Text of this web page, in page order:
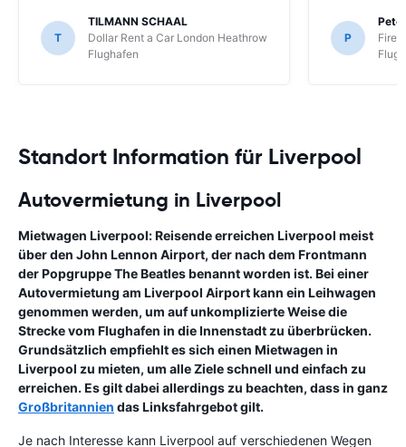
T
TILMANN SCHAAL
Dollar Rent a Car London Heathrow
Flughafen
P
Peter
Standort Information für Liverpool
Autovermietung in Liverpool
Mietwagen Liverpool: Reisende erreichen Liverpool meist
über den John Lennon Airport, der nach dem Frontmann
der Popgruppe The Beatles benannt worden ist. Bei einer
Autovermietung am Liverpool Airport kann ein Leihwagen
genommen werden, um auf unkomplizierte Weise die
Strecke vom Flughafen in die Innenstadt zu überbrücken.
Grundsätzlich empfiehlt es sich einen Mietwagen in
Liverpool zu mieten, um alle Ziele schnell und einfach zu
erreichen. Es gilt dabei allerdings zu beachten, dass in ganz
Großbritannien das Linksfahrgebot gilt.
Je nach Interesse kann Liverpool auf verschiedenen Wegen